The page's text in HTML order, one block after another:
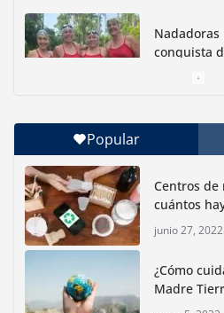
Nadadoras
conquista
Con jornada informativa,
for Animals buscan inhibir
junio 15, 2026
Inauguran nuevo Embarcadero
reactivar la zona lacustre de
junio 4, 2026
Popular
Centros de
cuántos
junio 27, 2022
¿Cómo
Madre